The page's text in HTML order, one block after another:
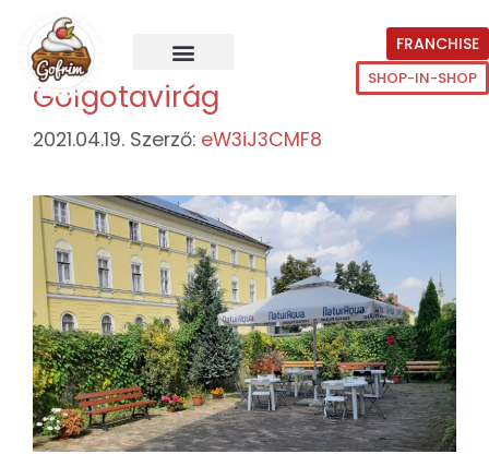
FRANCHISE
SHOP-IN-SHOP
Golgotavirág
2021.04.19. Szerző: eW3iJ3CMF8